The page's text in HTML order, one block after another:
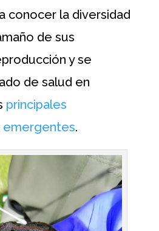
conocer la diversidad
de sus
y se
de salud en
principales
emergentes.